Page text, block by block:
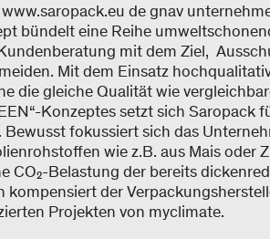
de gnav
bündelt eine Reihe
mit dem Ziel,
Mit dem Einsatz
die gleiche Qualität wie
Konzeptes setzt sich Saropack
Bewusst fokussiert sich das
wie z.B. aus Mais oder
CO₂-Belastung der bereits
kompensiert der
Projekten von myclimate.